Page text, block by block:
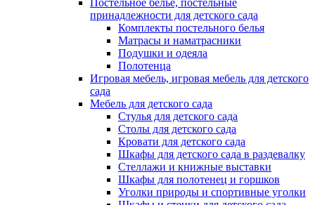
Постельное белье, постельные
принадлежности для детского сада
Комплекты постельного белья
Матрасы и наматрасники
Подушки и одеяла
Полотенца
Игровая мебель, игровая мебель для детского
сада
Мебель для детского сада
Стулья для детского сада
Столы для детского сада
Кровати для детского сада
Шкафы для детского сада в раздевалку
Стеллажи и книжные выставки
Шкафы для полотенец и горшков
Уголки природы и спортивные уголки